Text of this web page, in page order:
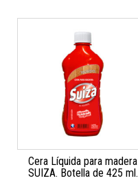
Cera Líquida para madera
SUIZA. Botella de 425 ml.